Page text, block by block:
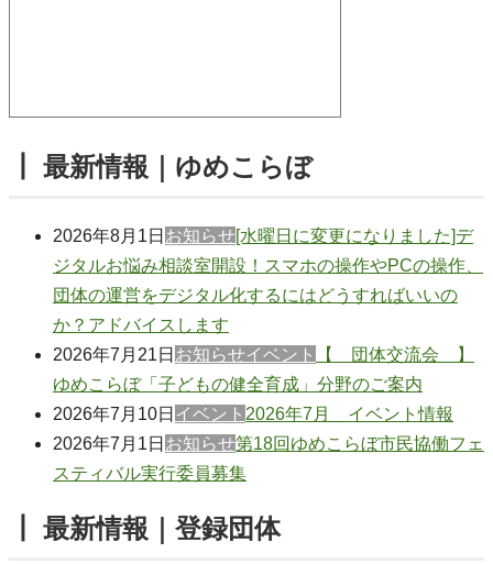
┃ 最新情報｜ゆめこらぼ
2026年8月1日 お知らせ[水曜日に変更になりました]デ
ジタルお悩み相談室開設！スマホの操作やPCの操作、
団体の運営をデジタル化するにはどうすればいいの
か？アドバイスします
2026年7月21日 お知らせイベント
【 団体交流会 】
ゆめこらぼ「子どもの健全育成」分野のご案内
2026年7月10日 イベント 2026年7月 イベント情報
2026年7月1日 お知らせ第18回ゆめこらぼ市民協働フェ
スティバル実行委員募集
┃ 最新情報｜登録団体